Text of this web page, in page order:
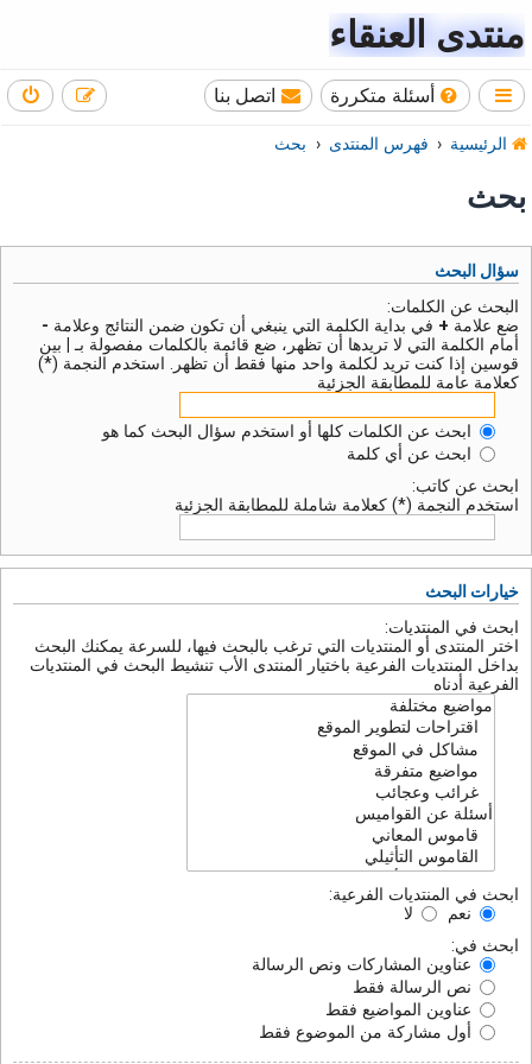
منتدى العنقاء
أسئلة متكررة اتصل بنا
الرئيسية فهرس المنتدى بحث
بحث
سؤال البحث
البحث عن الكلمات:
ضع علامة + في بداية الكلمة التي ينبغي أن تكون ضمن النتائج وعلامة -
أمام الكلمة التي لا تريدها أن تظهر، ضع قائمة بالكلمات مفصولة بـ
بين
قوسين إذا كنت تريد لكلمة واحد منها فقط أن تظهر. استخدم النجمة (*)
كعلامة عامة للمطابقة الجزئية
ابحث عن الكلمات كلها أو استخدم سؤال البحث كما هو
ابحث عن أي كلمة
ابحث عن كاتب:
استخدم النجمة (*) كعلامة شاملة للمطابقة الجزئية
خيارات البحث
ابحث في المنتديات:
اختر المنتدى أو المنتديات التي ترغب بالبحث فيها، للسرعة يمكنك البحث
بداخل المنتديات الفرعية باختيار المنتدى الأب تنشيط البحث في المنتديات
الفرعية أدناه
ابحث في المنتديات الفرعية:
نعم
لا
ابحث في:
عناوين المشاركات ونص الرسالة
نص الرسالة فقط
عناوين المواضيع فقط
أول مشاركة من الموضوع فقط